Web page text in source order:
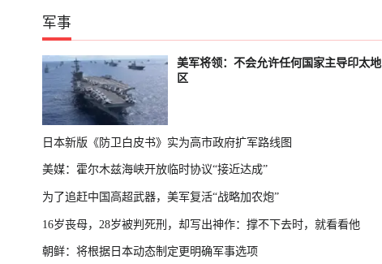
军事
美军将领：不会允许任何国家主导印太地
区
日本新版《防卫白皮书》实为高市政府扩军路线图
美媒：霍尔木兹海峡开放临时协议“接近达成”
为了追赶中国高超武器，美军复活“战略加农炮”
16岁丧母，28岁被判死刑，却写出神作：撑不下去时，就看看他
朝鲜：将根据日本动态制定更明确军事选项